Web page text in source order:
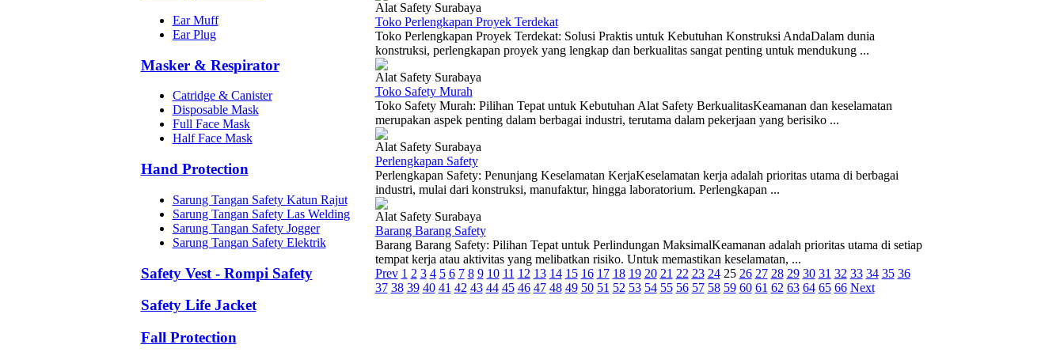
Ear Muff
Ear Plug
Masker & Respirator
Catridge & Canister
Disposable Mask
Full Face Mask
Half Face Mask
Hand Protection
Sarung Tangan Safety Katun Rajut
Sarung Tangan Safety Las Welding
Sarung Tangan Safety Jogger
Sarung Tangan Safety Elektrik
Safety Vest - Rompi Safety
Safety Life Jacket
Fall Protection
Alat Safety Surabaya
Toko Perlengkapan Proyek Terdekat
Toko Perlengkapan Proyek Terdekat: Solusi Praktis untuk Kebutuhan Konstruksi AndaDalam dunia
konstruksi, perlengkapan proyek yang lengkap dan berkualitas sangat penting untuk mendukung ...
Alat Safety Surabaya
Toko Safety Murah
Toko Safety Murah: Pilihan Tepat untuk Kebutuhan Alat Safety BerkualitasKeamanan dan keselamatan
merupakan aspek penting dalam berbagai industri, terutama dalam pekerjaan yang berisiko ...
Alat Safety Surabaya
Perlengkapan Safety
Perlengkapan Safety: Penunjang Keselamatan KerjaKeselamatan kerja adalah prioritas utama di berbagai
industri, mulai dari konstruksi, manufaktur, hingga laboratorium. Perlengkapan ...
Alat Safety Surabaya
Barang Barang Safety
Barang Barang Safety: Pilihan Tepat untuk Perlindungan MaksimalKeamanan adalah prioritas utama di setiap
tempat kerja atau aktivitas yang melibatkan risiko. Untuk memastikan keselamatan, ...
Prev 1 2 3 4 5 6 7 8 9 10 11 12 13 14 15 16 17 18 19 20 21 22 23 24 25 26 27 28 29 30 31 32 33 34 35 36
37 38 39 40 41 42 43 44 45 46 47 48 49 50 51 52 53 54 55 56 57 58 59 60 61 62 63 64 65 66 Next